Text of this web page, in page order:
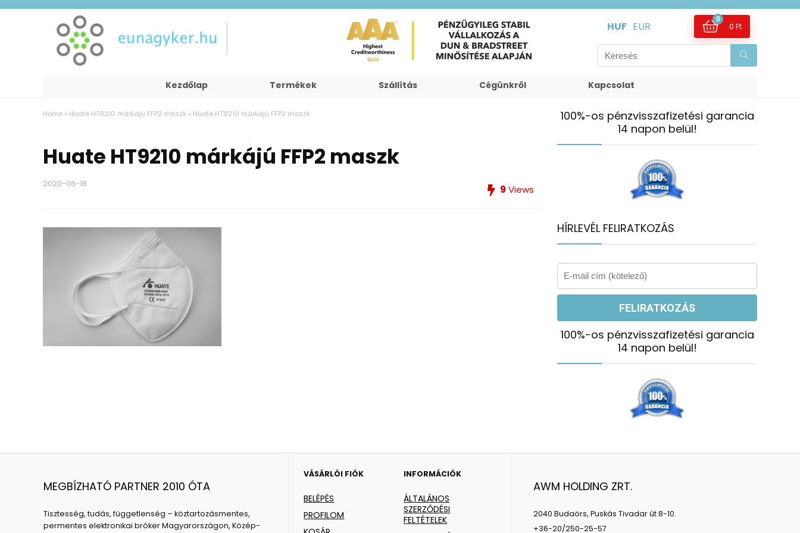
HUF EUR
0
0 Ft
Kezdőlap Termékek Szállítás Cégünkről Kapcsolat
Home » Huate HT9210 márkájú FFP2 maszk » Huate HT9210 márkájú FFP2 maszk
Huate HT9210 márkájú FFP2 maszk
2020-06-18 9 Views
100%-os pénzvisszafizetési garancia
14 napon belül!
HÍRLEVÉL FELIRATKOZÁS
100%-os pénzvisszafizetési garancia
14 napon belül!
MEGBÍZHATÓ PARTNER 2010 ÓTA
Tisztesség, tudás, függetlenség – köztartozásmentes,
permentes elektronikai bróker Magyarországon, Közép-
VÁSÁRLÓI FIÓK
BELÉPÉS
PROFILOM
INFORMÁCIÓK
ÁLTALÁNOS
SZERZŐDÉSI
FELTÉTELEK
AWM HOLDING ZRT.
2040 Budaörs, Puskás Tivadar út 8-10.
+36-20/250-25-57